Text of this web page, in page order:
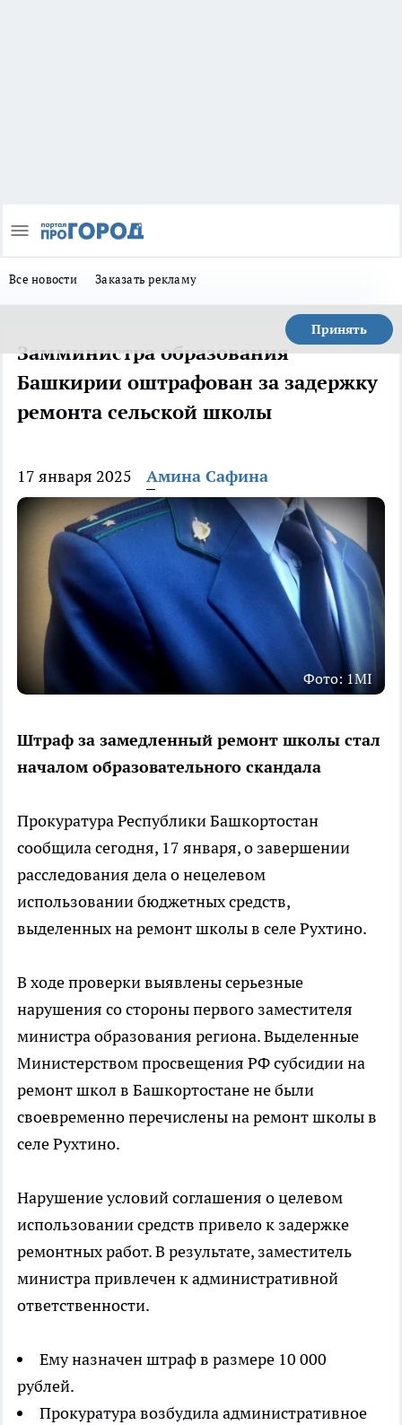
Все новости Заказать рекламу
Принять
Замминистра образования
Башкирии оштрафован за задержку
ремонта сельской школы
17 января 2025 Амина Сафина
Фото: 1MI
Штраф за замедленный ремонт школы стал
началом образовательного скандала
Прокуратура Республики Башкортостан
сообщила сегодня, 17 января, о завершении
расследования дела о нецелевом
использовании бюджетных средств,
выделенных на ремонт школы в селе Рухтино.
В ходе проверки выявлены серьезные
нарушения со стороны первого заместителя
министра образования региона. Выделенные
Министерством просвещения РФ субсидии на
ремонт школ в Башкортостане не были
своевременно перечислены на ремонт школы в
селе Рухтино.
Нарушение условий соглашения о целевом
использовании средств привело к задержке
ремонтных работ. В результате, заместитель
министра привлечен к административной
ответственности.
Ему назначен штраф в размере 10 000
рублей.
Прокуратура возбудила административное